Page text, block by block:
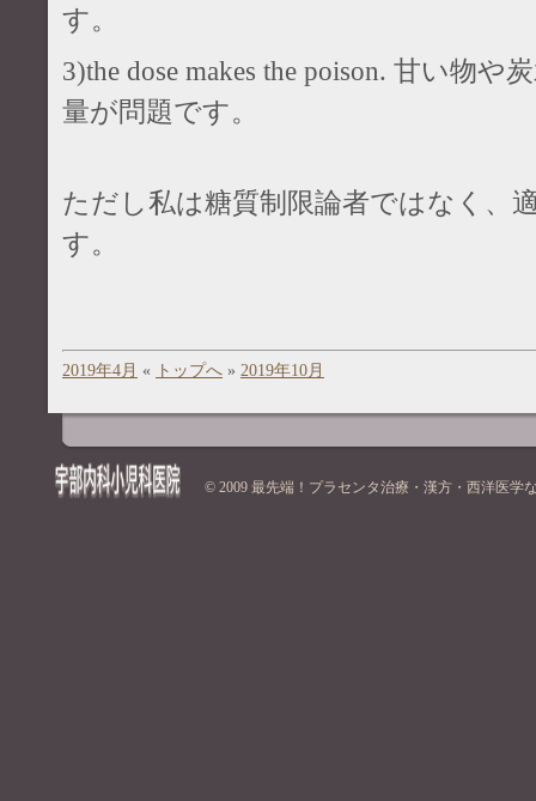
す。
3)the dose makes the poison. 甘い物や
量が問題です。
ただし私は糖質制限論者ではなく、
す。
2019年4月 « トップへ » 2019年10月
© 2009 最先端！プラセンタ治療・漢方・西洋医学